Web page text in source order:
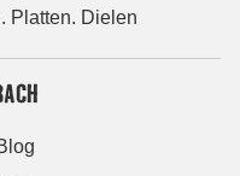
Platten. Dielen